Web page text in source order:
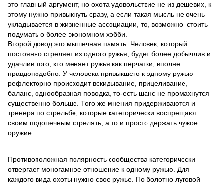
это главный аргумент, но охота удовольствие не из дешевих, к
этому нужно привыкнуть сразу, а если такая мысль не очень
укладывается в жизненные ассоциации, то, возможно, стоить
подумать о более экономном хобби.
Второй довод это мышечная память. Человек, который
постоянно стреляет из одного ружья, будет более добычлив и
удачлив того, кто меняет ружья как перчатки, вполне
правдоподобно. У человека привыкшего к одному ружью
рефлекторно происходит вскидывание, прицеливание,
баланс, однообразная поводка, то-есть шанс не промахнутся
существенно больше. Того же мнения придерживаются и
тренера по стрельбе, которые категорически воспрещают
своим подопечным стрелять, а то и просто держать чужое
оружие.
Противоположная полярность сообщества категорически
отвергает моногамное отношение к одному ружью. Для
каждого вида охоты нужно свое ружье. По болотно луговой